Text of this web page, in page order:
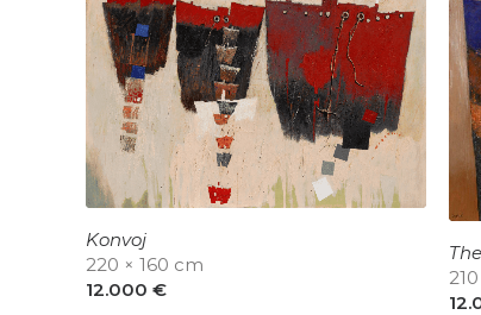
Konvoj
220 × 160 cm
12.000 €